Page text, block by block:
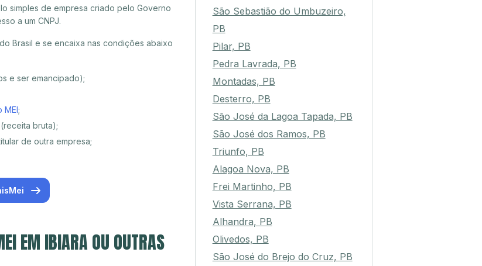
simples de empresa criado pelo Governo
a um CNPJ.
Brasil e se encaixa nas condições abaixo
e ser emancipado);
MEI;
bruta);
de outra empresa;
EM IBIARA OU OUTRAS
São Sebastião do Umbuzeiro,
PB
Pilar, PB
Pedra Lavrada, PB
Montadas, PB
Desterro, PB
São José da Lagoa Tapada, PB
São José dos Ramos, PB
Triunfo, PB
Alagoa Nova, PB
Frei Martinho, PB
Vista Serrana, PB
Alhandra, PB
Olivedos, PB
São José do Brejo do Cruz, PB